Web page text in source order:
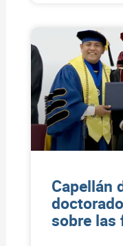
Capellán
sobre las